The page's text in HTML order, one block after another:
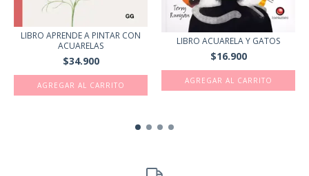
LIBRO APRENDE A PINTAR CON
ACUARELAS
$34.900
LIBRO ACUARELA Y GATOS
$16.900